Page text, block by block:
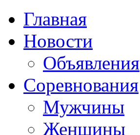
Главная
Новости
Объявления
Соревнования
Мужчины
Женщины